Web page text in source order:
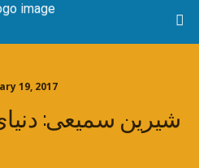
19, 2017
شیرین سمیعی: